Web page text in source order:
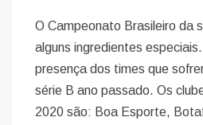
O Campeonato Brasileiro da
alguns ingredientes
presença dos times que
série B ano passado. Os
2020 são: Boa Esporte,